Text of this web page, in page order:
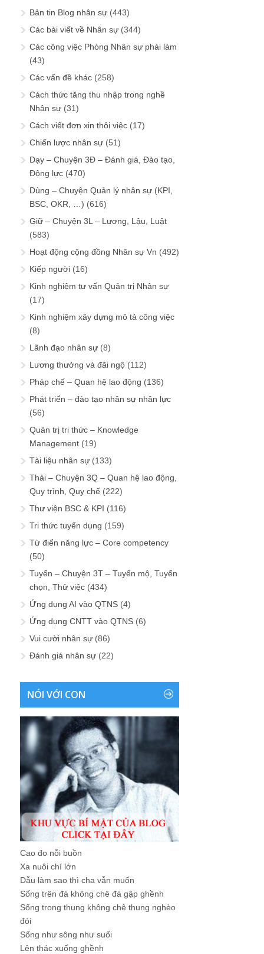
Bản tin Blog nhân sự (443)
Các bài viết về Nhân sự (344)
Các công việc Phòng Nhân sự phải làm
(43)
Các vấn đề khác (258)
Cách thức tăng thu nhập trong nghề
Nhân sự (31)
Cách viết đơn xin thôi việc (17)
Chiến lược nhân sự (51)
Dạy – Chuyện 3Đ – Đánh giá, Đào tạo,
Động lực (470)
Dùng – Chuyện Quản lý nhân sự (KPI,
BSC, OKR, …) (616)
Giữ – Chuyện 3L – Lương, Lậu, Luật
(583)
Hoạt động cộng đồng Nhân sự Vn (492)
Kiếp người (16)
Kinh nghiệm tư vấn Quản trị Nhân sự
(17)
Kinh nghiệm xây dựng mô tả công việc
(8)
Lãnh đạo nhân sự (8)
Lương thưởng và đãi ngộ (112)
Pháp chế – Quan hệ lao động (136)
Phát triển – đào tạo nhân sự nhân lực
(56)
Quản trị tri thức – Knowledge
Management (19)
Tài liệu nhân sự (133)
Thải – Chuyện 3Q – Quan hệ lao động,
Quy trình, Quy chế (222)
Thư viện BSC & KPI (116)
Tri thức tuyển dụng (159)
Từ điển năng lực – Core competency
(50)
Tuyển – Chuyện 3T – Tuyển mộ, Tuyển
chọn, Thử việc (434)
Ứng dụng AI vào QTNS (4)
Ứng dụng CNTT vào QTNS (6)
Vui cười nhân sự (86)
Đánh giá nhân sự (22)
NÓI VỚI CON
Cao đo nỗi buồn
Xa nuôi chí lớn
Dẫu làm sao thì cha vẫn muốn
Sống trên đá không chê đá gập ghềnh
Sống trong thung không chê thung nghèo
đói
Sống như sông như suối
Lên thác xuống ghềnh